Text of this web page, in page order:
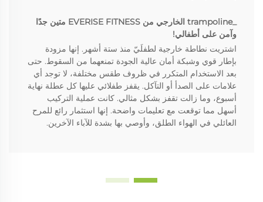
_trampoline الخارجي من EVERISE FITNESS متين جدًا
وآمن على أطفالي!
اشتريت نطاطة خارجية لطفلَيّ منذ ستة أشهر. إنها مزودة
بإطار قوي وشبكة أمان عالية الجودة تمنعهما من السقوط. حتى
بعد الاستخدام المتكرر في ظروف طقس مختلفة، لا توجد أي
علامات على الصدأ أو التآكل. يقفز طفلائي عليها كل عطلة نهاية
أسبوع، وما زالت تقفز بشكل مثالي. كانت عملية التركيب
أسهل مما توقعت مع تعليمات واضحة. إنها استثمار رائع للمرح
العائلي في الهواء الطلق، وأوصي بها بشدة للآباء الآخرين.